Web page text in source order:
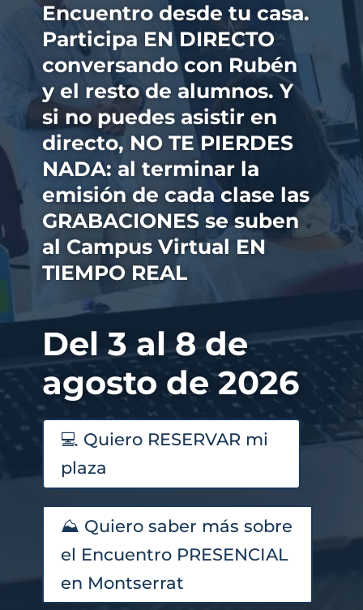
Encuentro desde tu casa.
Participa EN DIRECTO
conversando con Rubén
y el resto de alumnos. Y
si no puedes asistir en
directo, NO TE PIERDES
NADA: al terminar la
emisión de cada clase las
GRABACIONES se suben
al Campus Virtual EN
TIEMPO REAL
Del 3 al 8 de
agosto de 2026
💻 Quiero RESERVAR mi
plaza
⛰️ Quiero saber más sobre
el Encuentro PRESENCIAL
en Montserrat